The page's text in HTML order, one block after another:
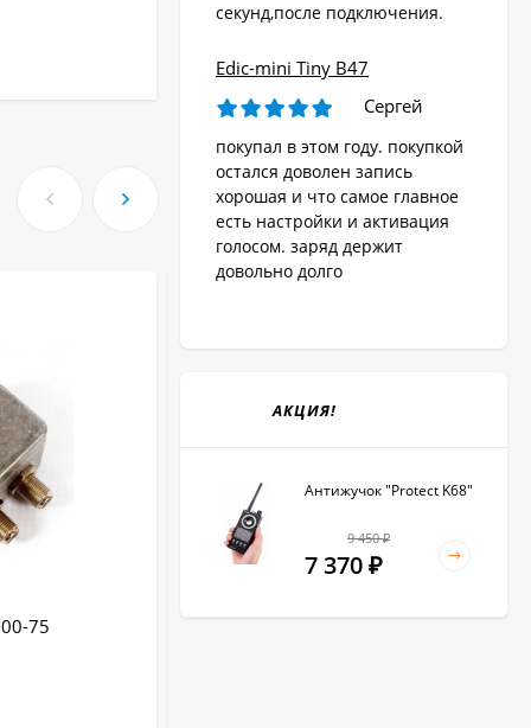
75
секунд,после подключения.
Edic-mini Tiny B47
Сергей
покупал в этом году. покупкой
остался доволен запись
хорошая и что самое главное
есть настройки и активация
голосом. заряд держит
довольно долго
АКЦИЯ!
Антижучок "Protect K68"
9 450₽
7 370 ₽